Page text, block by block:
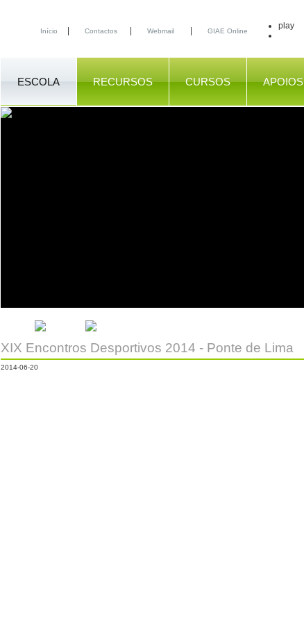
Início Contactos Webmail GIAE Online
play
ESCOLA RECURSOS CURSOS APOIOS
XIX Encontros Desportivos 2014 - Ponte de Lima
2014-06-20